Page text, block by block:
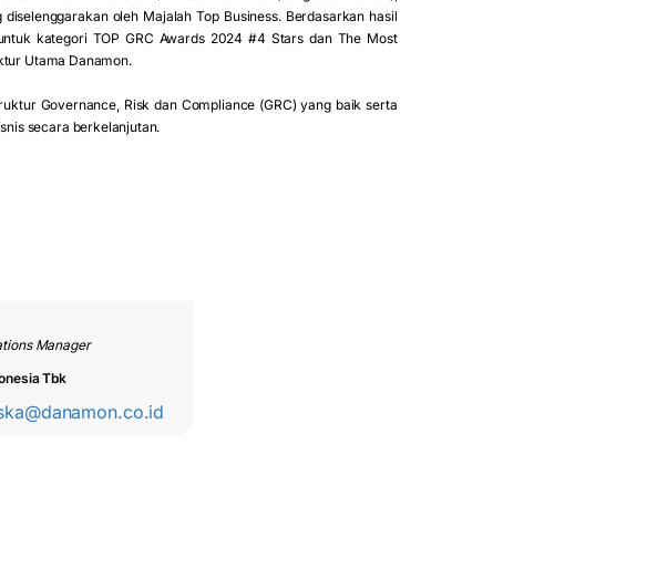
oleh Majalah Top Business. Berdasarkan hasil
kategori TOP GRC Awards 2024 #4 Stars dan The Most
Utama Danamon.
Governance, Risk dan Compliance (GRC) yang baik serta
secara berkelanjutan.
Manager
Tbk